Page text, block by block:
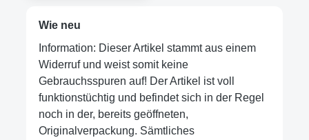
Wie neu
Information: Dieser Artikel stammt aus einem
Widerruf und weist somit keine
Gebrauchsspuren auf! Der Artikel ist voll
funktionstüchtig und befindet sich in der Regel
noch in der, bereits geöffneten,
Originalverpackung. Sämtliches